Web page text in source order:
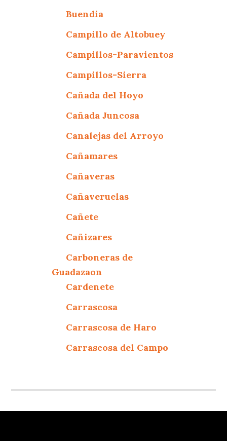
Buendia
Campillo de Altobuey
Campillos-Paravientos
Campillos-Sierra
Cañada del Hoyo
Cañada Juncosa
Canalejas del Arroyo
Cañamares
Cañaveras
Cañaveruelas
Cañete
Cañizares
Carboneras de
Guadazaon
Cardenete
Carrascosa
Carrascosa de Haro
Carrascosa del Campo